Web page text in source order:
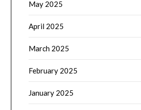
May 2025
April 2025
March 2025
February 2025
January 2025